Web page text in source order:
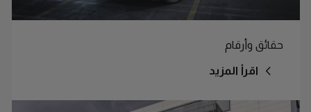
حقائق وأرقام
اقرأ المزيد